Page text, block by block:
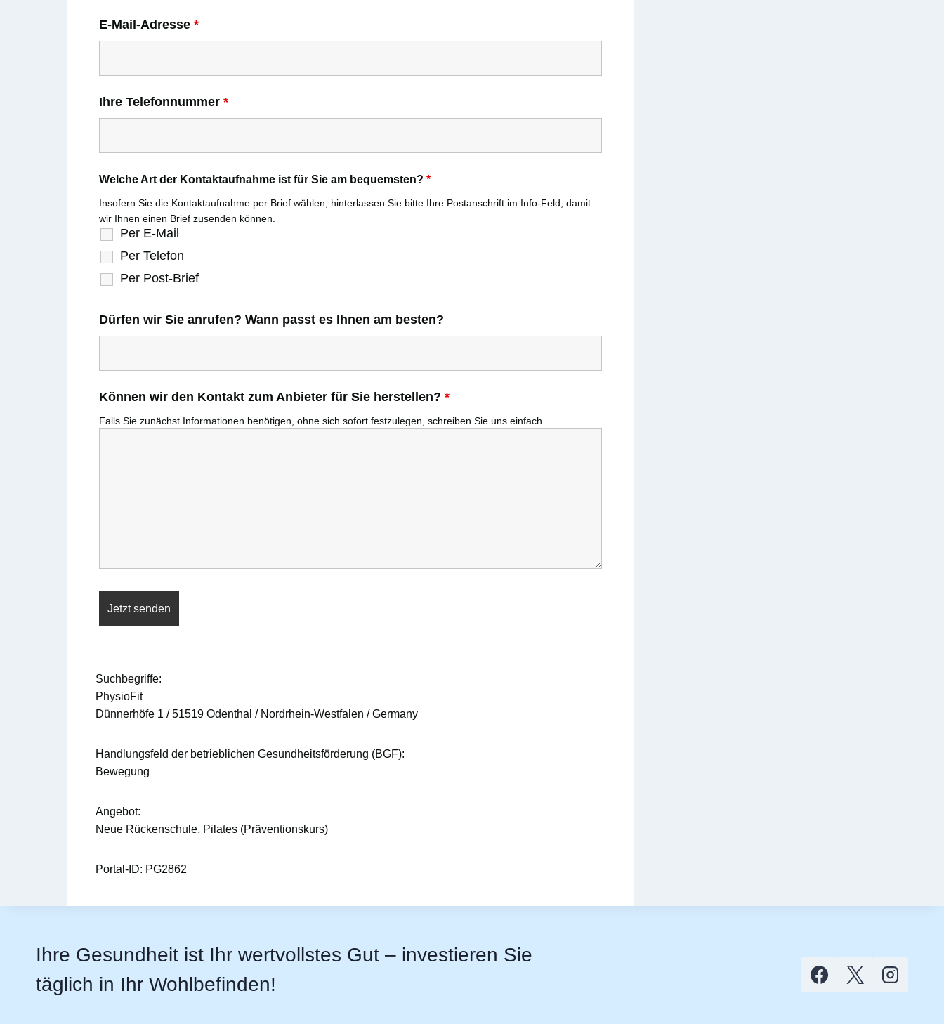
E-Mail-Adresse *
Ihre Telefonnummer *
Welche Art der Kontaktaufnahme ist für Sie am bequemsten? *
Per E-Mail
Per Telefon
Per Post-Brief
Insofern Sie die Kontaktaufnahme per Brief wählen, hinterlassen Sie bitte Ihre Postanschrift im Info-Feld, damit
wir Ihnen einen Brief zusenden können.
Dürfen wir Sie anrufen? Wann passt es Ihnen am besten?
Können wir den Kontakt zum Anbieter für Sie herstellen? *
Falls Sie zunächst Informationen benötigen, ohne sich sofort festzulegen, schreiben Sie uns einfach.
Suchbegriffe:
PhysioFit
Dünnerhöfe 1 / 51519 Odenthal / Nordrhein-Westfalen / Germany
Handlungsfeld der betrieblichen Gesundheitsförderung (BGF):
Bewegung
Angebot:
Neue Rückenschule, Pilates (Präventionskurs)
Portal-ID: PG2862
Ihre Gesundheit ist Ihr wertvollstes Gut – investieren Sie
täglich in Ihr Wohlbefinden!